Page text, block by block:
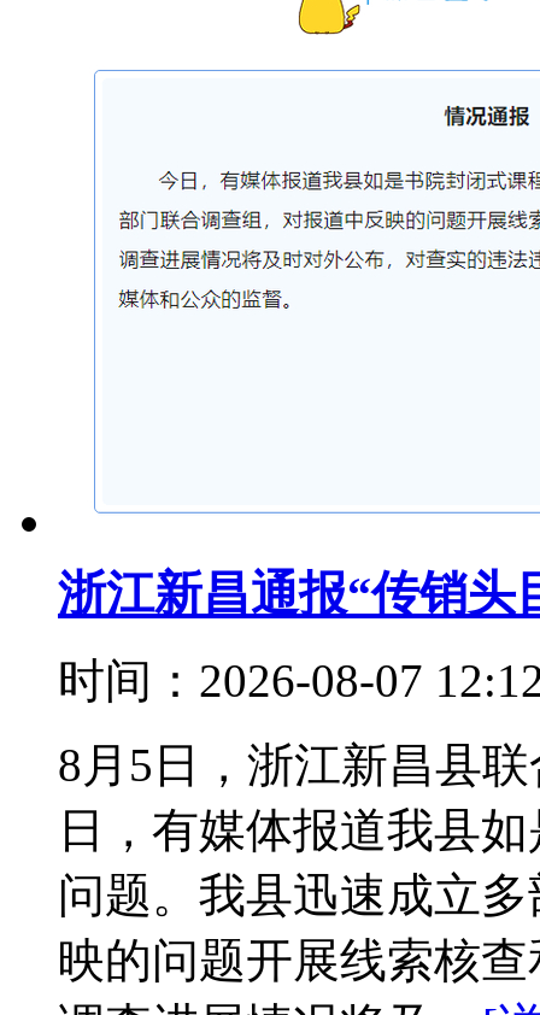
浙江新昌通报“传销头
时间：2026-08-07
8月5日，浙江新昌县
日，有媒体报道我县
问题。我县迅速成立
映的问题开展线索核